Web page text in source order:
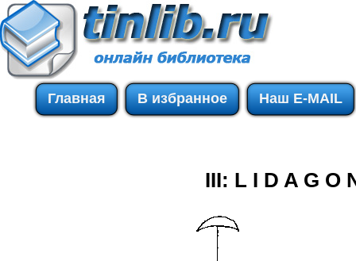
Главная В избранное Наш E-MAIL
III: L I D A G O